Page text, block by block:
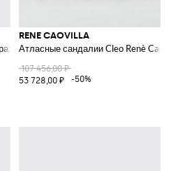
RENE CAOVILLA
Атласные сандалии Cleo Renè
107 456,00 ₽
53 728,00 ₽
-50%